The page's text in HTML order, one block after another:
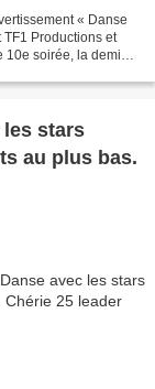
« Danse
Productions et
soirée, la demi-
les stars
au plus bas.